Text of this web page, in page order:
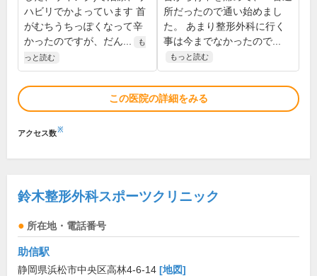
ハビリでかよっています 首
がむちうちっぽくなって辛
かったのですが、だん...
も
っと読む
所だったので通い始めまし
た。 あまり整形外科に行く
事は今までなかったので...
もっと読む
この医院の詳細をみる
アクセス数※
鈴木整形外科スポーツクリニック
所在地・電話番号
助信駅
静岡県浜松市中央区高林4-6-14 [地図]